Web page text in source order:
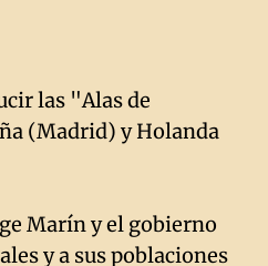
las "Alas de
(Madrid) y Holanda
Marín y el gobierno
y a sus poblaciones